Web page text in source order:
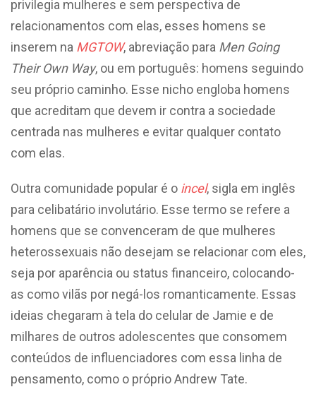
privilegia mulheres e sem perspectiva de
relacionamentos com elas, esses homens se
inserem na MGTOW, abreviação para Men Going
Their Own Way, ou em português: homens seguindo
seu próprio caminho. Esse nicho engloba homens
que acreditam que devem ir contra a sociedade
centrada nas mulheres e evitar qualquer contato
com elas.
Outra comunidade popular é o incel, sigla em inglês
para celibatário involutário. Esse termo se refere a
homens que se convenceram de que mulheres
heterossexuais não desejam se relacionar com eles,
seja por aparência ou status financeiro, colocando-
as como vilãs por negá-los romanticamente. Essas
ideias chegaram à tela do celular de Jamie e de
milhares de outros adolescentes que consomem
conteúdos de influenciadores com essa linha de
pensamento, como o próprio Andrew Tate.